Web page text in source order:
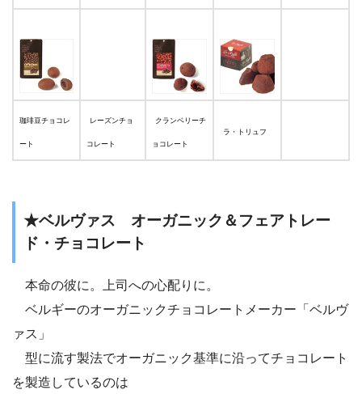
珈琲豆チョコレ
ート
レーズンチョ
コレート
クランベリーチ
ョコレート
ラ・トリュフ
★ベルヴァス オーガニック＆フェアトレー
ド・チョコレート
本命の彼に。上司への心配りに。
ベルギーのオーガニックチョコレートメーカー「ベルヴ
ァス」
型に流す製法でオーガニック基準に沿ってチョコレート
を製造しているのは